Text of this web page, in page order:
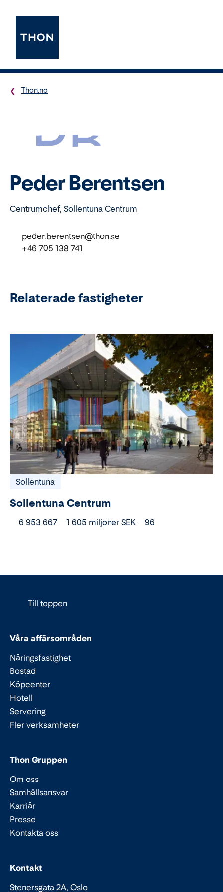
Thon.no
PB
Peder Berentsen
Centrumchef, Sollentuna Centrum
peder.berentsen@thon.se
+46 705 138 741
Relaterade fastigheter
Sollentuna
Sollentuna Centrum
6 953 667 1 605 miljoner SEK 96
Till toppen
Våra affärsområden
Näringsfastighet
Bostad
Köpcenter
Hotell
Servering
Fler verksamheter
Thon Gruppen
Om oss
Samhällsansvar
Karriär
Presse
Kontakta oss
Kontakt
Stenersgata 2A, Oslo
Epost:
Telefon: